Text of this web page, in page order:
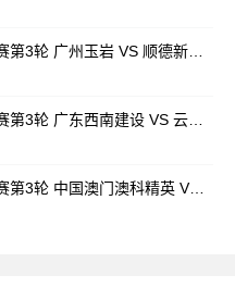
07月24日 佛山西甲足球联赛第3轮 中国澳门澳科精英 VS 藝品高國際 全场录像